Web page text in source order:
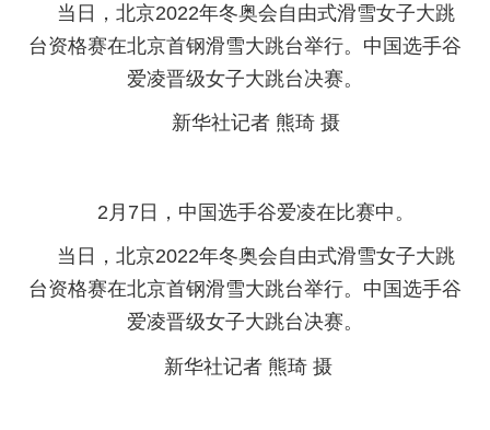
当日，北京2022年冬奥会自由式滑雪女子大跳
台资格赛在北京首钢滑雪大跳台举行。中国选手谷
爱凌晋级女子大跳台决赛。
新华社记者 熊琦 摄
2月7日，中国选手谷爱凌在比赛中。
当日，北京2022年冬奥会自由式滑雪女子大跳
台资格赛在北京首钢滑雪大跳台举行。中国选手谷
爱凌晋级女子大跳台决赛。
新华社记者 熊琦 摄